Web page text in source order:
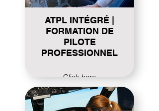
ATPL INTÉGRÉ |
FORMATION DE
PILOTE
PROFESSIONNEL
Click here